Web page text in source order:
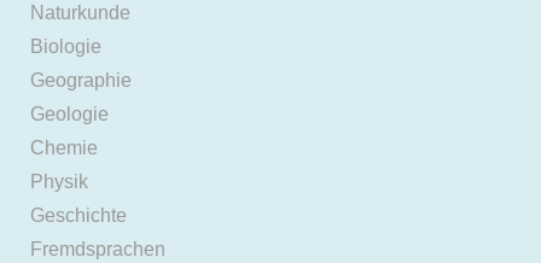
Naturkunde
Biologie
Geographie
Geologie
Chemie
Physik
Geschichte
Fremdsprachen